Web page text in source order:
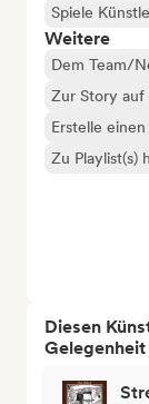
Spiele
Weitere
Dem Team/
Zur Story auf
Erstelle
Zu Playlist(s)
Diesen